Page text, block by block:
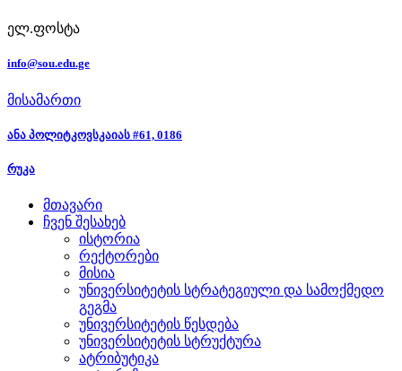
ელ.ფოსტა
info@sou.edu.ge
მისამართი
ანა პოლიტკოვსკაიას #61, 0186
რუკა
მთავარი
ჩვენ შესახებ
ისტორია
რექტორები
მისია
უნივერსიტეტის სტრატეგიული და სამოქმედო
გეგმა
უნივერსიტეტის წესდება
უნივერსიტეტის სტრუქტურა
ატრიბუტიკა